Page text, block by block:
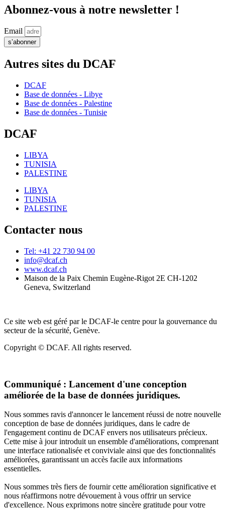
Abonnez-vous à notre newsletter !
Email
s’abonner
Autres sites du DCAF
DCAF
Base de données - Libye
Base de données - Palestine
Base de données - Tunisie
DCAF
LIBYA
TUNISIA
PALESTINE
LIBYA
TUNISIA
PALESTINE
Contacter nous
Tel: +41 22 730 94 00
info@dcaf.ch
www.dcaf.ch
Maison de la Paix Chemin Eugène-Rigot 2E CH-1202
Geneva, Switzerland
Ce site web est géré par le DCAF-le centre pour la gouvernance du
secteur de la sécurité, Genève.
Copyright © DCAF. All rights reserved.
Communiqué : Lancement d'une conception
améliorée de la base de données juridiques.
Nous sommes ravis d'annoncer le lancement réussi de notre nouvelle
conception de base de données juridiques, dans le cadre de
l'engagement continu de DCAF envers nos utilisateurs précieux.
Cette mise à jour introduit un ensemble d'améliorations, comprenant
une interface rationalisée et conviviale ainsi que des fonctionnalités
améliorées, garantissant un accès facile aux informations
essentielles.
Nous sommes très fiers de fournir cette amélioration significative et
nous réaffirmons notre dévouement à vous offrir un service
d'excellence. Nous exprimons notre sincère gratitude pour votre